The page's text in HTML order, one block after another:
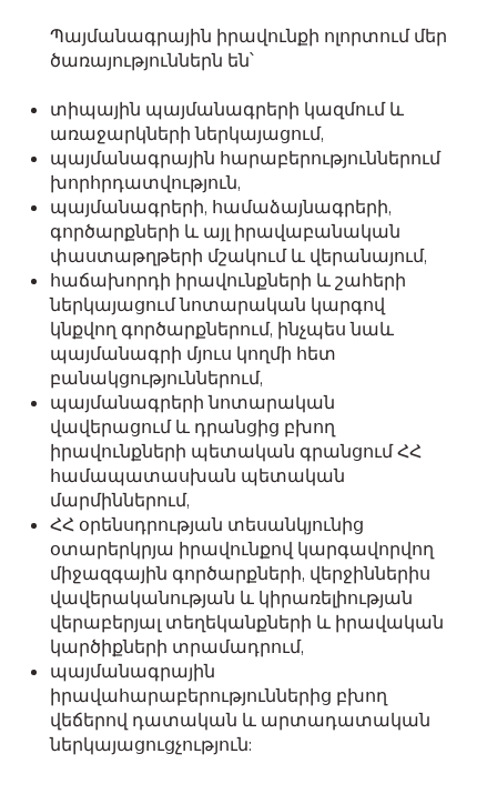
Պայմանագրային իրավունքի ոլորտում մեր
ծառայություններն են՝
տիպային պայմանագրերի կազմում և
առաջարկների ներկայացում,
պայմանագրային հարաբերություններում
խորհրդատվություն,
պայմանագրերի, համաձայնագրերի,
գործարքների և այլ իրավաբանական
փաստաթղթերի մշակում և վերանայում,
հաճախորդի իրավունքների և շահերի
ներկայացում նոտարական կարգով
կնքվող գործարքներում, ինչպես նաև
պայմանագրի մյուս կողմի հետ
բանակցություններում,
պայմանագրերի նոտարական
վավերացում և դրանցից բխող
իրավունքների պետական գրանցում ՀՀ
համապատասխան պետական
մարմիններում,
ՀՀ օրենսդրության տեսանկյունից
օտարերկրյա իրավունքով կարգավորվող
միջազգային գործարքների, վերջիններիս
վավերականության և կիրառելիության
վերաբերյալ տեղեկանքների և իրավական
կարծիքների տրամադրում,
պայմանագրային
իրավահարաբերություններից բխող
վեճերով դատական և արտադատական
ներկայացուցչություն: